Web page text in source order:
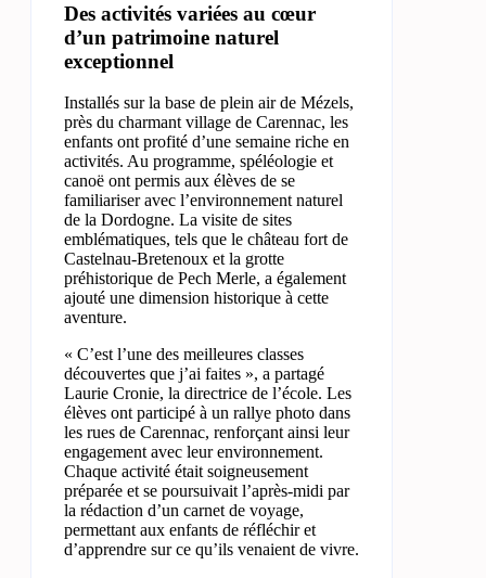
Des activités variées au cœur
d’un patrimoine naturel
exceptionnel
Installés sur la base de plein air de Mézels,
près du charmant village de Carennac, les
enfants ont profité d’une semaine riche en
activités. Au programme, spéléologie et
canoë ont permis aux élèves de se
familiariser avec l’environnement naturel
de la Dordogne. La visite de sites
emblématiques, tels que le château fort de
Castelnau-Bretenoux et la grotte
préhistorique de Pech Merle, a également
ajouté une dimension historique à cette
aventure.
« C’est l’une des meilleures classes
découvertes que j’ai faites », a partagé
Laurie Cronie, la directrice de l’école. Les
élèves ont participé à un rallye photo dans
les rues de Carennac, renforçant ainsi leur
engagement avec leur environnement.
Chaque activité était soigneusement
préparée et se poursuivait l’après-midi par
la rédaction d’un carnet de voyage,
permettant aux enfants de réfléchir et
d’apprendre sur ce qu’ils venaient de vivre.